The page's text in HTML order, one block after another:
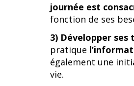
journée est
fonction de ses
3) Développer ses
pratique
également une
vie.